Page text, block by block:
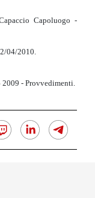
Capoluogo -
04/2010.
- Provvedimenti.